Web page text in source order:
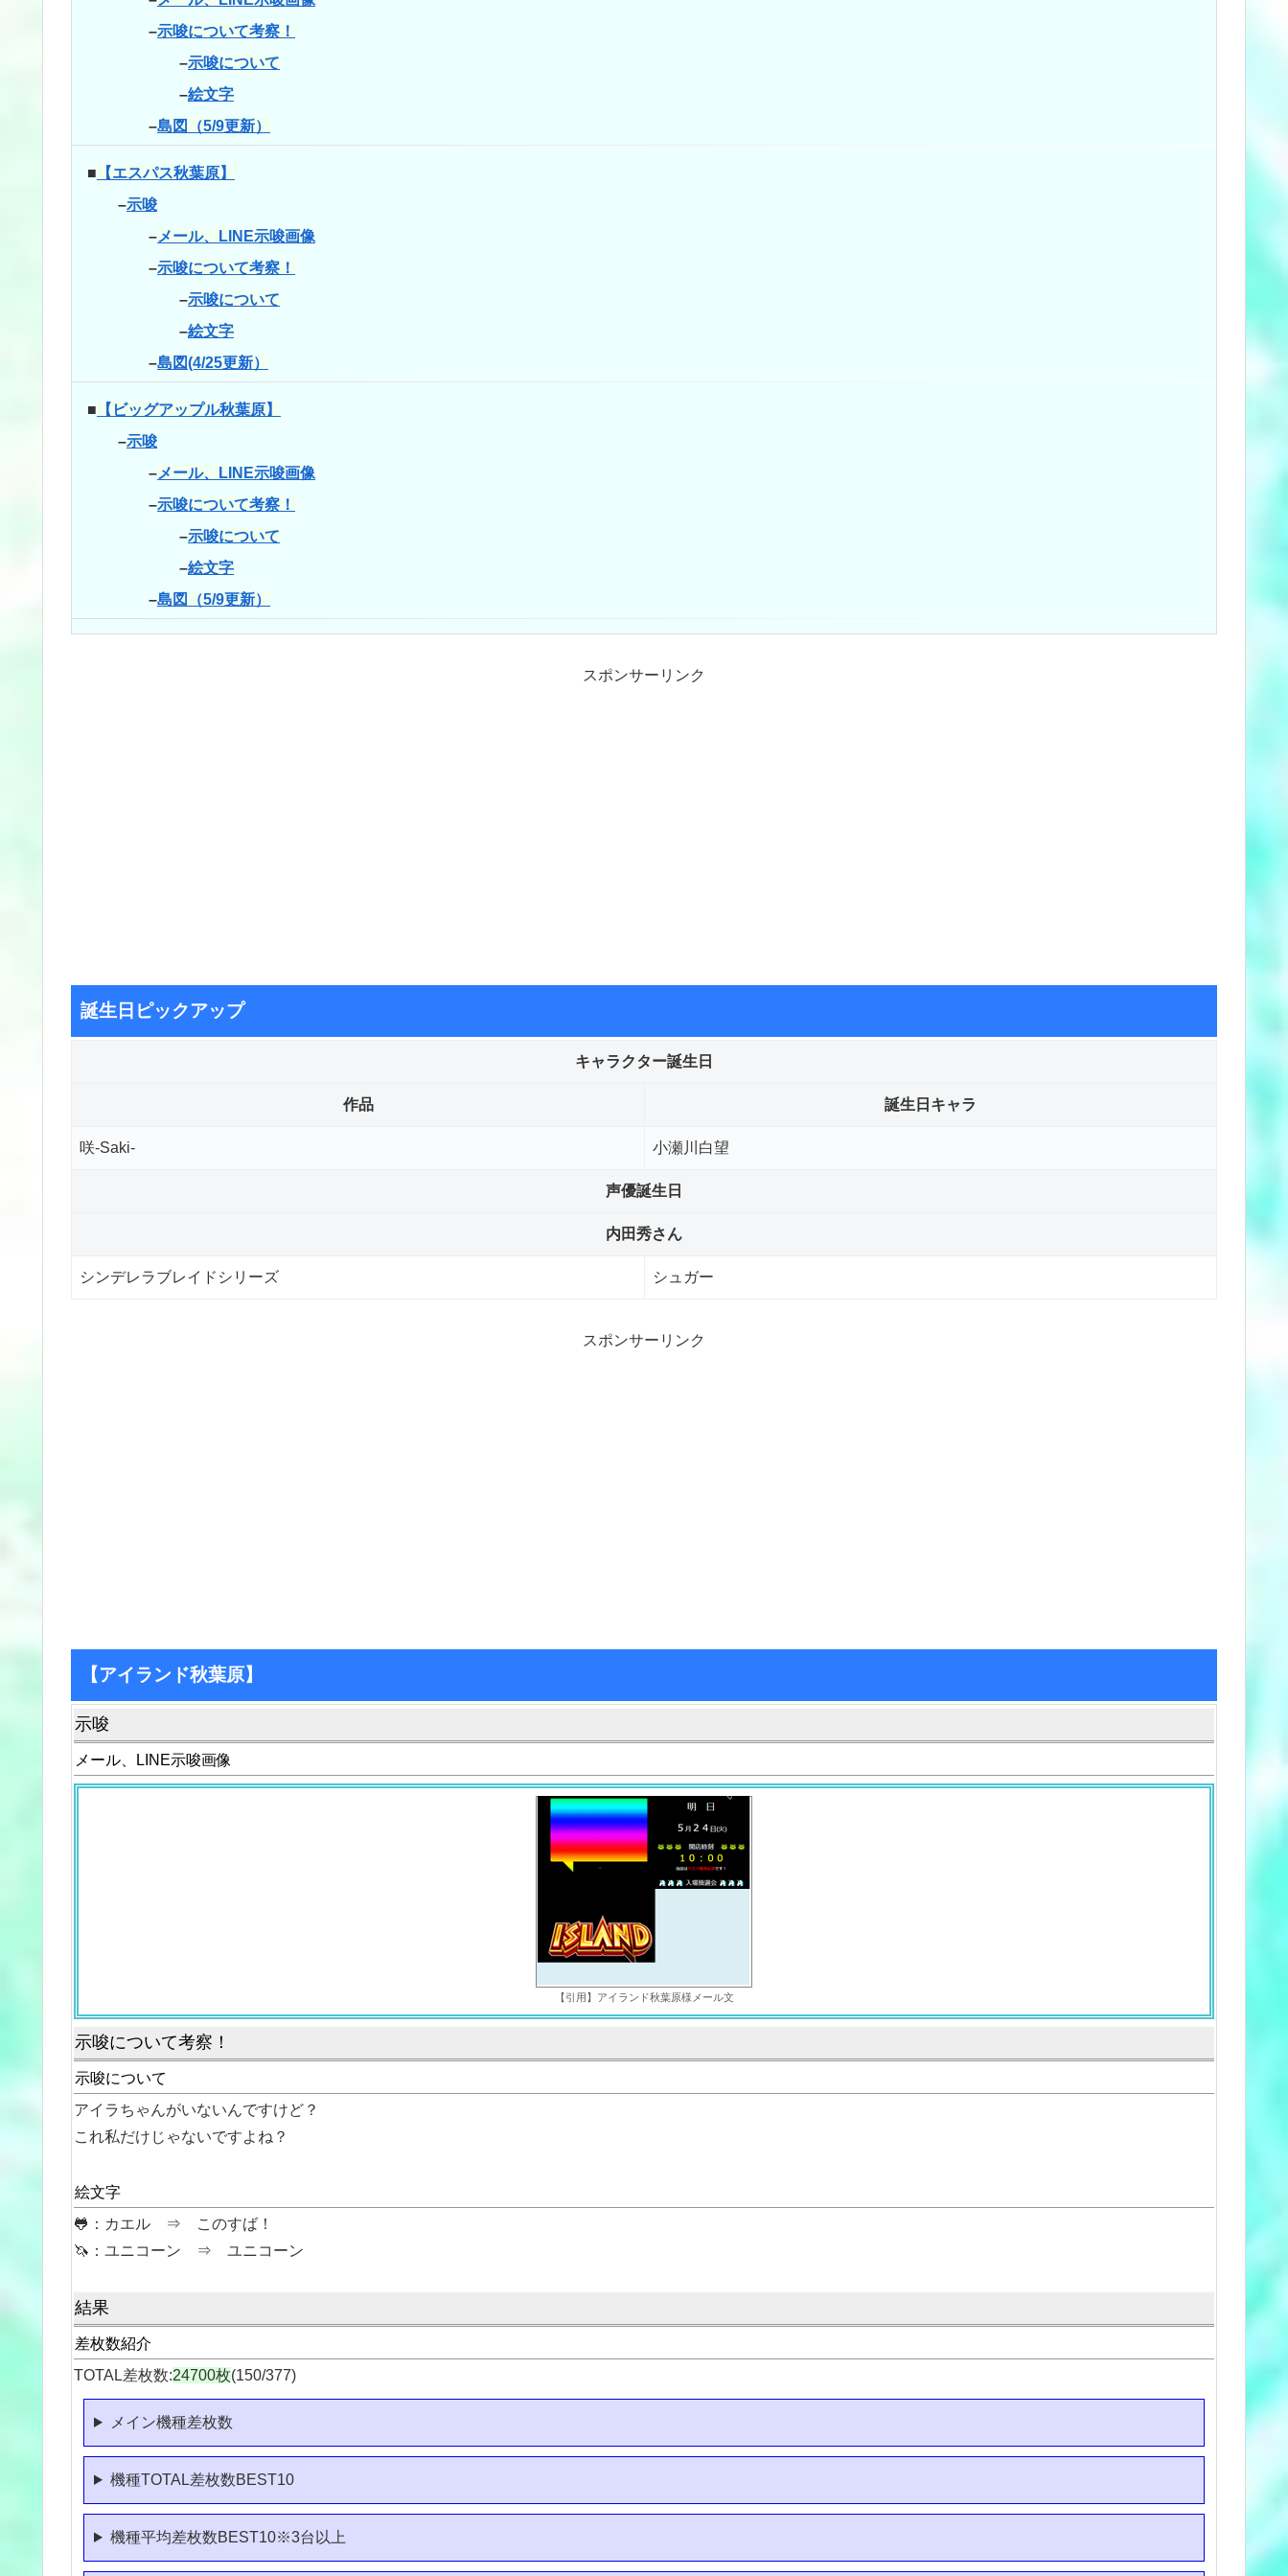
–示唆について考察！
–示唆について
–絵文字
–島図（5/9更新）
■ 【エスパス秋葉原】
–示唆
–メール、LINE示唆画像
–示唆について考察！
–示唆について
–絵文字
–島図(4/25更新）
■ 【ビッグアップル秋葉原】
–示唆
–メール、LINE示唆画像
–示唆について考察！
–示唆について
–絵文字
–島図（5/9更新）
スポンサーリンク
誕生日ピックアップ
キャラクター誕生日
作品 誕生日キャラ
咲-Saki- 小瀬川白望
声優誕生日
内田秀さん
シンデレラブレイドシリーズ シュガー
スポンサーリンク
【アイランド秋葉原】
示唆
メール、LINE示唆画像
【引用】アイランド秋葉原様メール文
示唆について考察！
示唆について
アイラちゃんがいないんですけど？
これ私だけじゃないですよね？
絵文字
🐸：カエル ⇒ このすば！
🦄：ユニコーン ⇒ ユニコーン
結果
差枚数紹介
TOTAL差枚数:24700枚(150/377)
メイン機種差枚数
機種TOTAL差枚数BEST10
機種平均差枚数BEST10※3台以上